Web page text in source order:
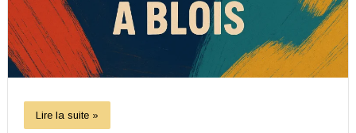
Lire la suite »